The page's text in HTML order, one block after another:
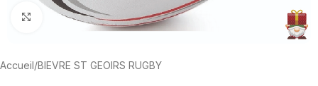
Click to enlarge
Accueil/BIEVRE ST GEOIRS RUGBY